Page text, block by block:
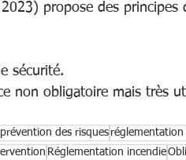
propose des principes
sécurité.
non obligatoire mais très
prévention des risques réglementation
Réglementation incendie